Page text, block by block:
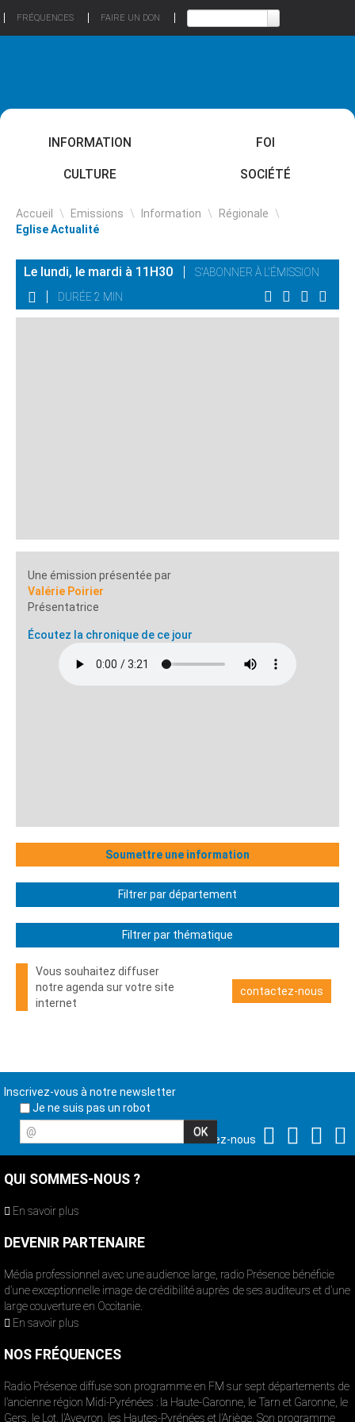
FRÉQUENCES FAIRE UN DON
INFORMATION FOI
CULTURE SOCIÉTÉ
Accueil \ Emissions \ Information \ Régionale \
Eglise Actualité
Le lundi, le mardi à 11H30
S'ABONNER À L'ÉMISSION
DURÉE 2 MIN
Une émission présentée par
Valérie Poirier
Présentatrice
Écoutez la chronique de ce jour
Soumettre une information
Filtrer par département
Filtrer par thématique
Vous souhaitez diffuser
notre agenda sur votre site
internet
contactez-nous
Inscrivez-vous à notre newsletter
Je ne suis pas un robot
@
Suivez-nous
QUI SOMMES-NOUS ?
En savoir plus
DEVENIR PARTENAIRE
Média professionnel avec une audience large, radio Présence bénéficie
d’une exceptionnelle image de crédibilité auprès de ses auditeurs et d’une
large couverture en Occitanie.
En savoir plus
NOS FRÉQUENCES
Radio Présence diffuse son programme en FM sur sept départements de
l’ancienne région Midi-Pyrénées : la Haute-Garonne, le Tarn et Garonne, le
Gers, le Lot, l’Aveyron, les Hautes-Pyrénées et l’Ariège. Son programme